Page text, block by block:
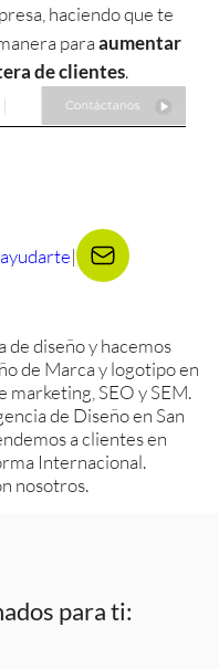
haciendo que te
paraaumentar
de clientes.
|
de diseño y hacemos
de Marca y logotipo en
SEO y SEM.
de Diseño en San
a clientes en
Internacional.
nosotros.
para ti: